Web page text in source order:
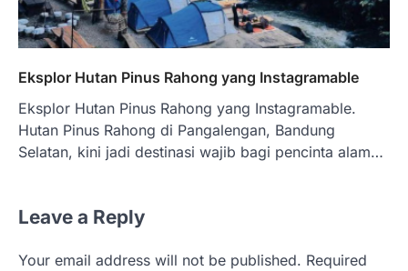
Eksplor Hutan Pinus Rahong yang Instagramable
Eksplor Hutan Pinus Rahong yang Instagramable.
Hutan Pinus Rahong di Pangalengan, Bandung
Selatan, kini jadi destinasi wajib bagi pencinta alam…
Leave a Reply
Your email address will not be published. Required